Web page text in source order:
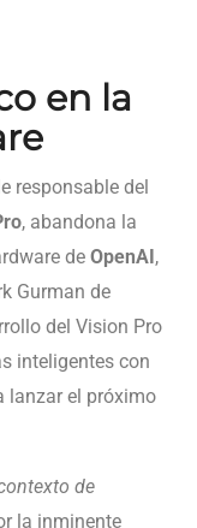
en la
responsable del
, abandona la
de OpenAI,
Gurman de
del Vision Pro
inteligentes con
lanzar el próximo
de
la inminente